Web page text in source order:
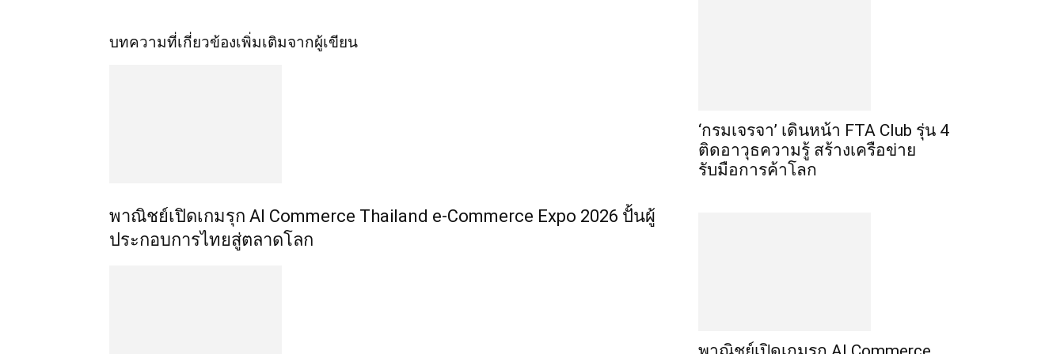
บทความที่เกี่ยวข้องเพิ่มเติมจากผู้เขียน
พาณิชย์เปิดเกมรุก AI Commerce Thailand e-Commerce Expo 2026 ปั้นผู้
ประกอบการไทยสู่ตลาดโลก
‘กรมเจรจา’ เดินหน้า FTA Club รุ่น 4
ติดอาวุธความรู้ สร้างเครือข่าย
รับมือการค้าโลก